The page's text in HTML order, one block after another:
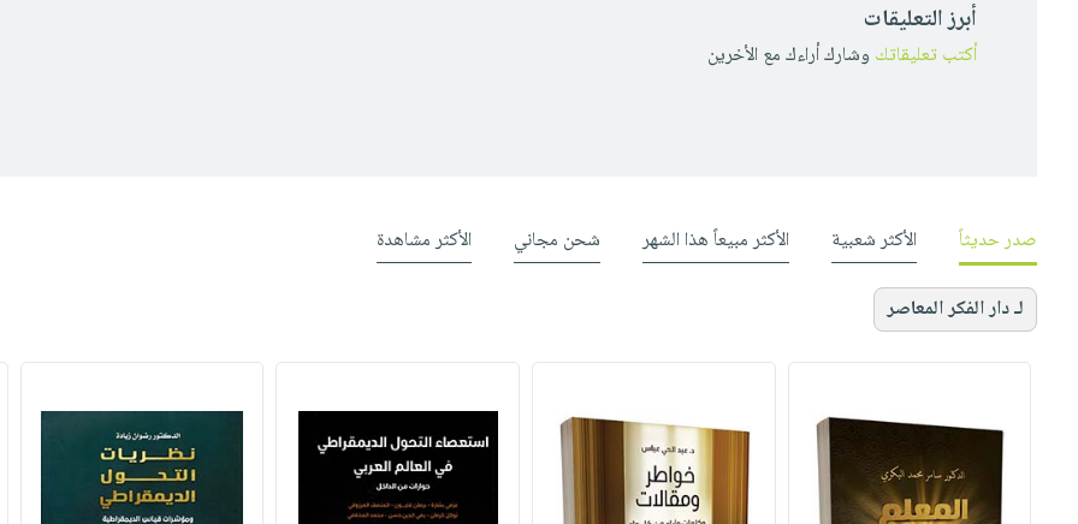
أبرز التعليقات
أكتب تعليقاتك وشارك أراءك مع الأخرين
صدر حديثاً الأكثر شعبية الأكثر مبيعاً هذا الشهر شحن مجاني الأكثر مشاهدة
لـ دار الفكر المعاصر